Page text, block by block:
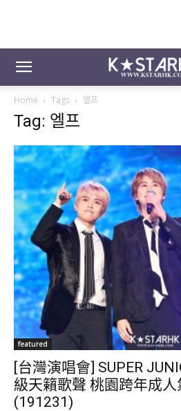
Home Tags 엘프
Tag: 엘프
featured
[台灣演唱會] SUPER
級天籟歌聲 桃園跨年成
(191231)